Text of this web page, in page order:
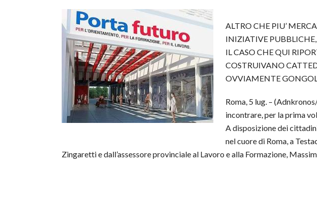
ALTRO CHE PIU’
INIZIATIVE
IL CASO CHE QUI
COSTRUIVANO
OVVIAMENTE
Roma, 5 lug. –
incontrare, per la prima
A disposizione dei cittadini
nel cuore di Roma, a
Zingaretti e dall’assessore provinciale al Lavoro e alla Formazione,